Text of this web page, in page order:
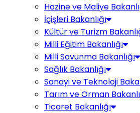
Hazine ve Maliye
İçişleri Bakanlığı
Kültür ve Turizm
Milli Eğitim Bakanlığı
Milli Savunma Bakanlığı
Sağlık Bakanlığı
Sanayi ve Teknoloji
Tarım ve Orman
Ticaret Bakanlığı